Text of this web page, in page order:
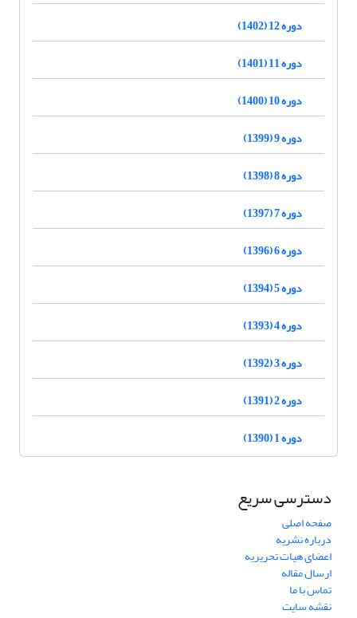
دوره 12 (1402)
دوره 11 (1401)
دوره 10 (1400)
دوره 9 (1399)
دوره 8 (1398)
دوره 7 (1397)
دوره 6 (1396)
دوره 5 (1394)
دوره 4 (1393)
دوره 3 (1392)
دوره 2 (1391)
دوره 1 (1390)
دسترسی سریع
صفحه اصلی
درباره نشریه
اعضای هیات تحریریه
ارسال مقاله
تماس با ما
نقشه سایت